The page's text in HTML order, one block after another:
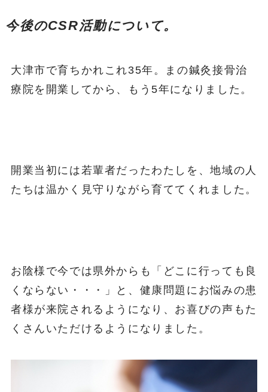
今後のCSR活動について。
大津市で育ちかれこれ35年。まの鍼灸接骨治
療院を開業してから、もう5年になりました。
開業当初には若輩者だったわたしを、地域の人
たちは温かく見守りながら育ててくれました。
お陰様で今では県外からも「どこに行っても良
くならない・・・」と、健康問題にお悩みの患
者様が来院されるようになり、お喜びの声もた
くさんいただけるようになりました。